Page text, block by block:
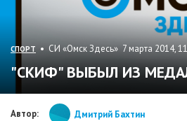
СПОРТ • СИ «Омск Здесь» 7 марта 2014,
"СКИФ" ВЫБЫЛ ИЗ
Автор: Дмитрий Бахтин